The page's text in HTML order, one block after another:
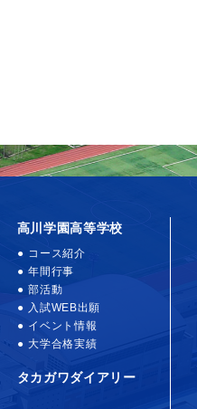
高川学園高等学校
コース紹介
年間行事
部活動
入試WEB出願
イベント情報
大学合格実績
タカガワダイアリー